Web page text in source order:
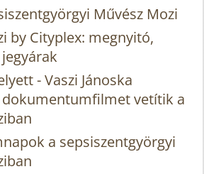
Művész Mozi
by Cityplex: megnyitó,
- Vaszi Jánoska
dokumentumfilmet vetítik a
a sepsiszentgyörgyi